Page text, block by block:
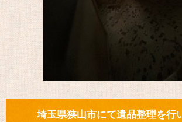
埼玉県狭山市にて遺品整理を行